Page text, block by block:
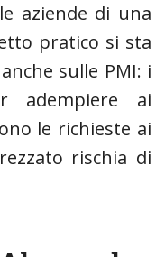
aziende di una
pratico si sta
sulle PMI: i
adempiere ai
le richieste ai
rischia di